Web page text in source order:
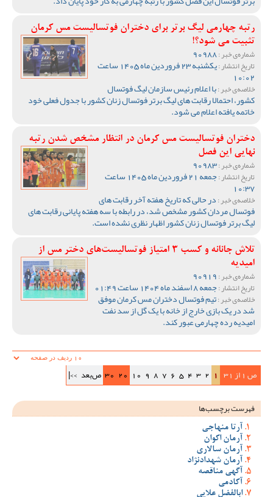
رتبه چهارمی لیگ برتر برای دختران فوتسالیست مس کرمان
تثبیت می شود؟!
شماره‌ی خبر :
تاریخ انتشار : یکشنبه 23 فروردین ماه 1405 ساعت
10:02
خلاصه‌ی خبر :با اعلام رئیس سازمان لیگ فوتسال
کشور، احتمالا رقابت های لیگ برتر فوتسال زنان کشور با جدول فعلی خود
خاتمه یافته اعلام می شود.
دختران فوتسالیست مس کرمان در انتظار مشخص شدن رتبه
نهایی این فصل
شماره‌ی خبر :
تاریخ انتشار : جمعه 21 فروردین ماه 1405 ساعت
10:37
خلاصه‌ی خبر :در حالی که تاریخ هفته آخر رقابت های
فوتسال مردان کشور مشخص شد، در رابطه با سه هفته پایانی رقابت های
لیگ برتر فوتسال زنان کشور اظهار نظری نشده است.
تلاش جانانه و کسب 3 امتیاز فوتسالیست‌های دختر مس از
امیدیه
شماره‌ی خبر :
تاریخ انتشار :جمعه 8 اسفند ماه 1404 ساعت 01:49
خلاصه‌ی خبر :تیم فوتسال دختران مس کرمان موفق
شد در یک بازی خارج از خانه با یک گل از سد نفت
امیدیه رده چهارمی عبور کند.
ص 1 از 31 1
2
3
4
5
6
7
8
9
10
20
30 ص‌بعد >>|
فهرست برچسب‌ها
آرتا منهاجی
آرمان اکوان
آرمان سالاری
آرمان شهدادنژاد
آگهی مناقصه
آکادمی
ابالفضل علایی